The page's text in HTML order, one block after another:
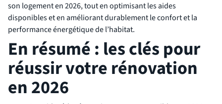
son logement en 2026, tout en optimisant les aides
disponibles et en améliorant durablement le confort et la
performance énergétique de l’habitat.
En résumé : les clés pour
réussir votre rénovation
en 2026